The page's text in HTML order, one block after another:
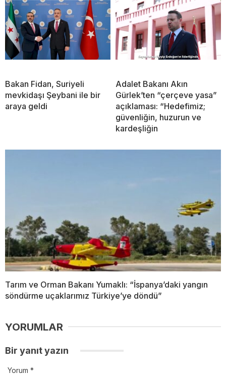
Bakan Fidan, Suriyeli
mevkidaşı Şeybani ile bir
araya geldi
Adalet Bakanı Akın
Gürlek’ten “çerçeve yasa”
açıklaması: “Hedefimiz;
güvenliğin, huzurun ve
kardeşliğin
Tarım ve Orman Bakanı Yumaklı: “İspanya’daki yangın
söndürme uçaklarımız Türkiye’ye döndü”
YORUMLAR
Bir yanıt yazın
Yorum *